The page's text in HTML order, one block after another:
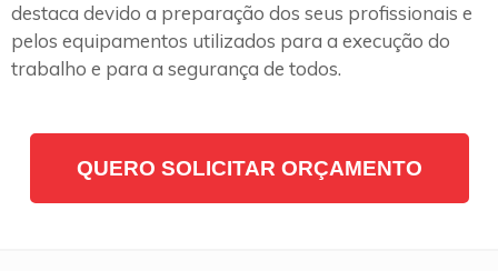
destaca devido a preparação dos seus profissionais e
pelos equipamentos utilizados para a execução do
trabalho e para a segurança de todos.
QUERO SOLICITAR ORÇAMENTO